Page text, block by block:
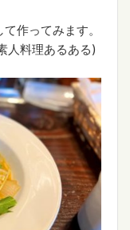
作ってみます。
人料理あるある)